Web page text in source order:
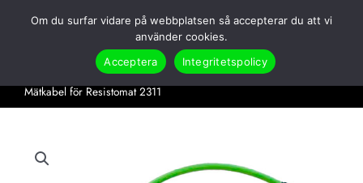
Search
Produkter Tryck & Kraft
Tillbehör Tryck & Kraft
Mätkabel för Resistomat 2311
Om du surfar vidare på webbplatsen så accepterar du att vi
använder cookies.
Acceptera
Integritetspolicy